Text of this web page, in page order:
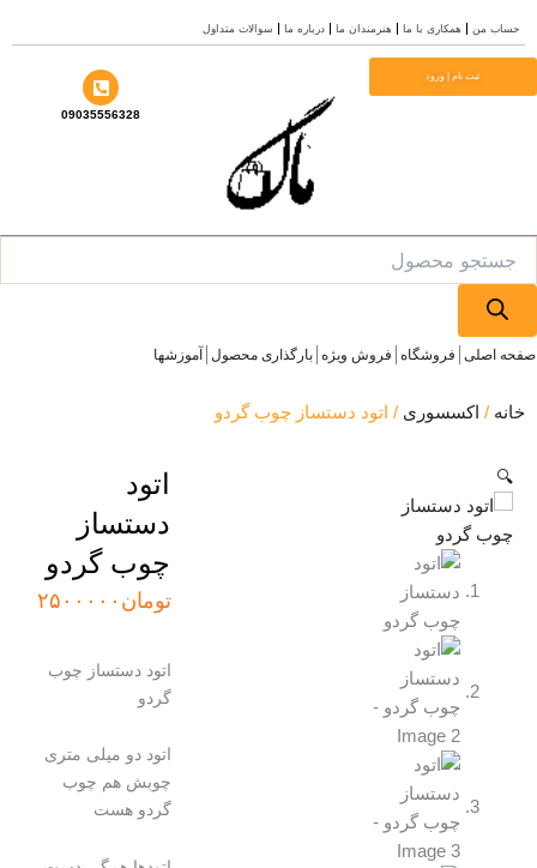
من همکاری با ما هنرمندان ما درباره ما سوالات متداول
ثبت نام | ورود
09035556328
فروشگاه فروش ویژه بارگذاری محصول آموزشها
/اکسسوری/ اتود دستساز چوب گردو
دستساز
چوب گردو
تومان۲۵۰۰۰۰۰
اتود دستساز چوب
اتود دو میلی متری
چوبش هم چوب
گردو هست